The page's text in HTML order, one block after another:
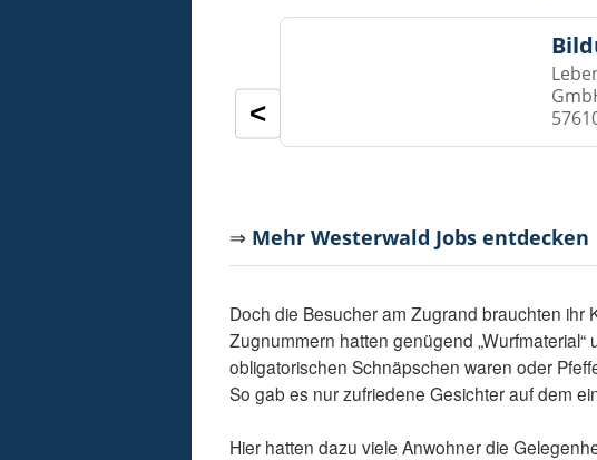
<
⇒ Mehr Westerwald Jobs entdecken
Doch die Besucher am Zugrand brauchten
Zugnummern hatten genügend
obligatorischen Schnäpschen waren oder
So gab es nur zufriedene Gesichter auf dem
Hier hatten dazu viele Anwohner die